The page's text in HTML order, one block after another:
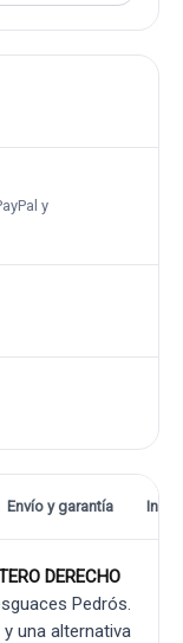
y
Envío y garantía
DERECHO
Pedrós.
una alternativa